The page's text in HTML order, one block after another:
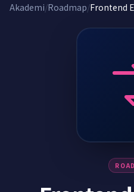
Akademi/Roadmap/Frontend